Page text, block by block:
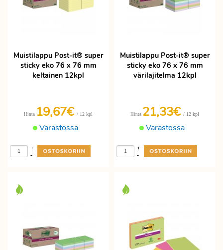
Muistilappu Post-it® super
sticky eko 76 x 76 mm
keltainen 12kpl
Varastossa
Hinta 19,67€ / 12 kpl
-
+
Muistilappu Post-it® super
sticky eko 76 x 76 mm
värilajitelma 12kpl
Varastossa
Hinta 21,33€ / 12 kpl
-
+